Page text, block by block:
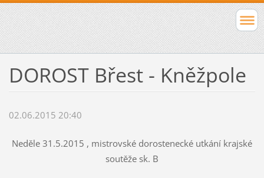
DOROST Břest - Kněžpole
02.06.2015 20:40
Neděle 31.5.2015 , mistrovské dorostenecké utkání krajské
soutěže sk. B